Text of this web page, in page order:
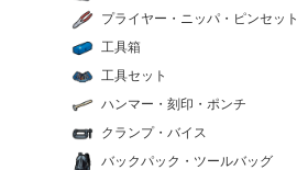
プライヤー・ニッパ・ピンセット
工具箱
工具セット
ハンマー・刻印・ポンチ
クランプ・バイス
バックパック・ツールバッグ